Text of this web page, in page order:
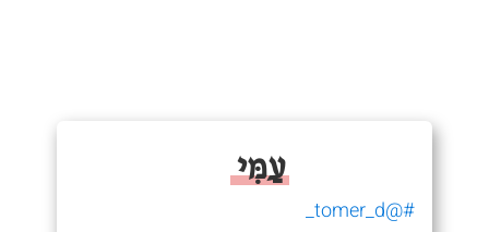
עַמִּי
#@tomer_d_